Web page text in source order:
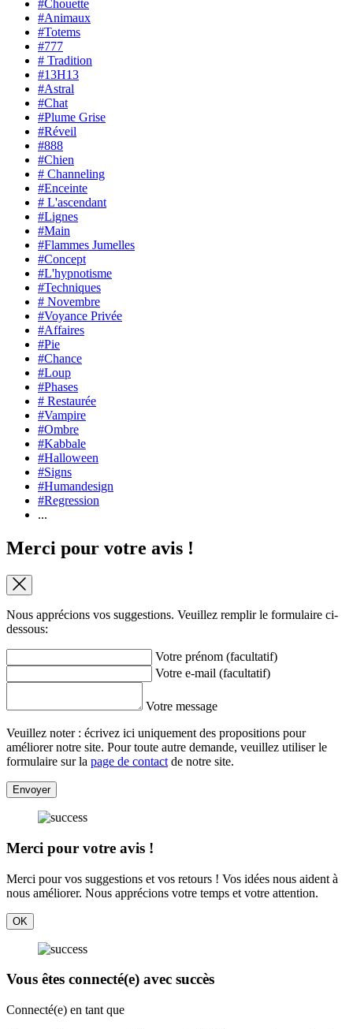
#Chouette
#Animaux
#Totems
#777
# Tradition
#13H13
#Astral
#Chat
#Plume Grise
#Réveil
#888
#Chien
# Channeling
#Enceinte
# L'ascendant
#Lignes
#Main
#Flammes Jumelles
#Concept
#L'hypnotisme
#Techniques
# Novembre
#Voyance Privée
#Affaires
#Pie
#Chance
#Loup
#Phases
# Restaurée
#Vampire
#Ombre
#Kabbale
#Halloween
#Signs
#Humandesign
#Regression
...
Merci pour votre avis !
Nous apprécions vos suggestions. Veuillez remplir le formulaire ci-
dessous:
Votre prénom (facultatif)
Votre e-mail (facultatif)
Votre message
Veuillez noter : écrivez ici uniquement des propositions pour
améliorer notre site. Pour toute autre demande, veuillez utiliser le
formulaire sur la page de contact de notre site.
Envoyer
Merci pour votre avis !
Merci pour vos suggestions et vos retours ! Vos idées nous aident à
nous améliorer. Nous apprécions votre temps et votre attention.
OK
Vous êtes connecté(e) avec succès
Connecté(e) en tant que